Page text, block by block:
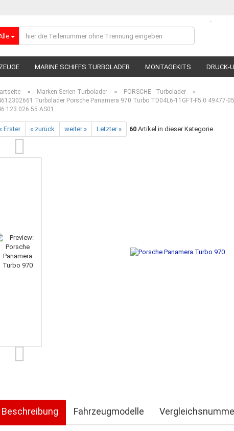
Lieferland
.
MARINE SCHIFFS TURBOLADER MONTAGEKITS DRUCK-
» Marken Serien Turbolader » PORSCHE - Turbolader »
Turbolader Porsche Panamera 970 Turbo TD04L6-11GFT-F5.0 49477-
AS01
Erster « zurück weiter » Letzter » 60Artikel in dieser Kategorie
Beschreibung Fahrzeugmodelle